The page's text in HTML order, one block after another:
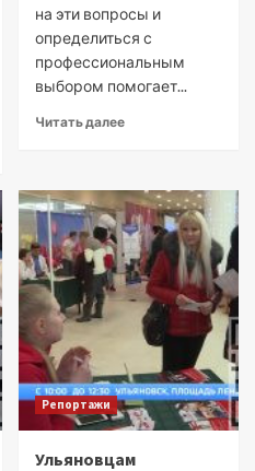
на эти вопросы и
определиться с
профессиональным
выбором помогает...
Читать далее
Репортажи
Ульяновцам